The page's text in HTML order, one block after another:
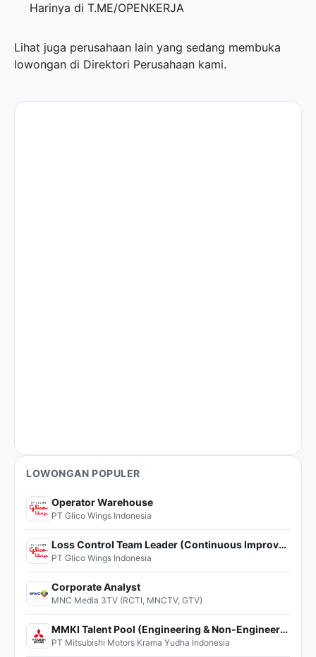
Harinya diT.ME/OPENKERJA
Lihat juga perusahaan lain yang sedang membuka
lowongan di Direktori Perusahaan kami.
LOWONGAN POPULER
Operator Warehouse
PT Glico Wings Indonesia
Loss Control Team Leader (Continuous Improvement)
PT Glico Wings Indonesia
Corporate Analyst
MNC Media 3TV (RCTI, MNCTV, GTV)
MMKI Talent Pool (Engineering & Non-Engineering)
PT Mitsubishi Motors Krama Yudha Indonesia